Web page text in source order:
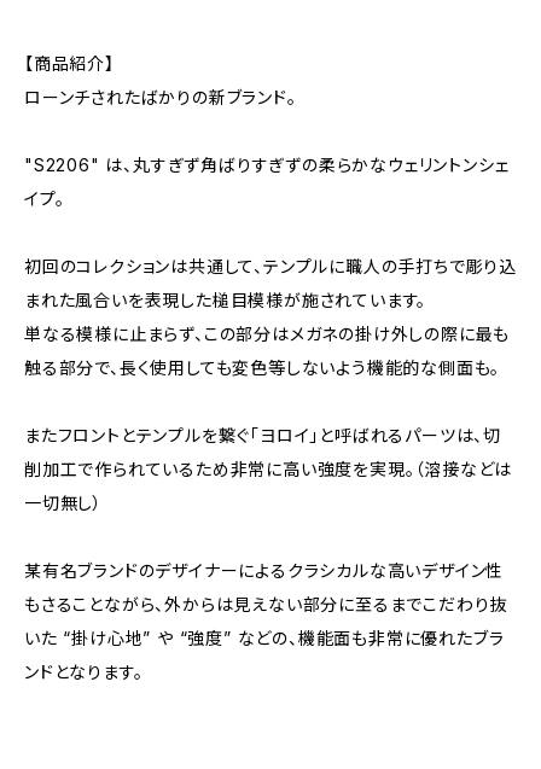
【商品紹介】
ローンチされたばかりの新ブランド。
"S2206" は、丸すぎず角ばりすぎずの柔らかなウェリントンシェ
イプ。
初回のコレクションは共通して、テンプルに職人の手打ちで彫り込
まれた風合いを表現した槌目模様が施されています。
単なる模様に止まらず、この部分はメガネの掛け外しの際に最も
触る部分で、長く使用しても変色等しないよう機能的な側面も。
またフロントとテンプルを繋ぐ「ヨロイ」と呼ばれるパーツは、切
削加工で作られているため非常に高い強度を実現。（溶接などは
一切無し）
某有名ブランドのデザイナーによるクラシカルな高いデザイン性
もさることながら、外からは見えない部分に至るまでこだわり抜
いた “掛け心地” や “強度” などの、機能面も非常に優れたブラ
ンドとなります。